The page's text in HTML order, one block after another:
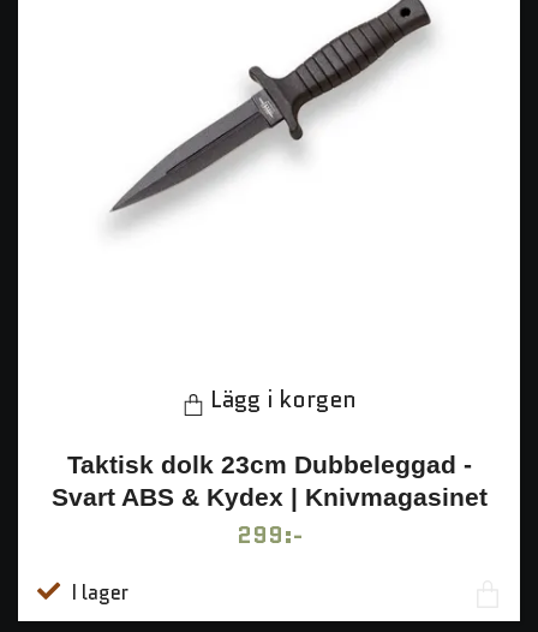
Lägg i korgen
Taktisk dolk 23cm Dubbeleggad -
Svart ABS & Kydex | Knivmagasinet
299:-
I lager